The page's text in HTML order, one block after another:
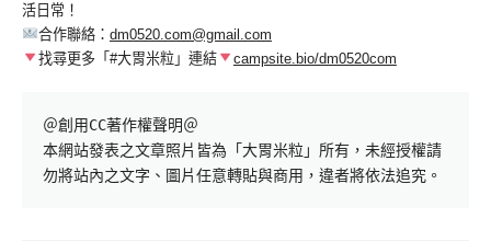
活日常！
合作聯絡： dm0520.com@gmail.com
找尋更多「#大胃米粒」連結
campsite.bio/dm0520com
＠創用CC著作權聲明＠
本網站發表之文章照片皆為「大胃米粒」所有，未經授權請
勿將站內之文字、圖片任意轉貼與商用，違者將依法追究。